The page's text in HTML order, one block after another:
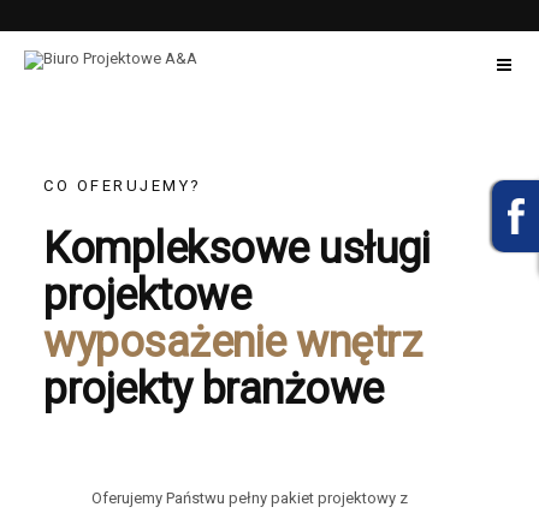
CO OFERUJEMY?
Kompleksowe usługi
projektowe
wyposażenie wnętrz
projekty branżowe
Oferujemy Państwu pełny pakiet projektowy z